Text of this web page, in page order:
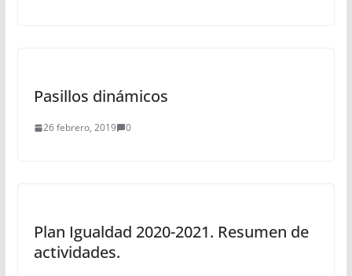
Pasillos dinámicos
26 febrero, 2019 0
Plan Igualdad 2020-2021. Resumen de
actividades.